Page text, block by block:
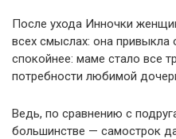
После ухода Инночки
всех смыслах: она
спокойнее: маме стало все
потребности любимой
Ведь, по сравнению с
большинстве — самострок